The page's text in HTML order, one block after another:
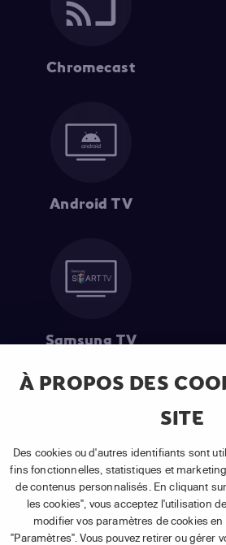
À PROPOS DES
SITE
Des cookies ou d'autres identifiants sont
fins fonctionnelles, statistiques et
de contenus personnalisés. En cliquant
les cookies", vous acceptez l'utilisation
modifier vos paramètres de cookies
"Paramètres". Vous pouvez retirer ou gérer
Chromecast
Android TV
Samsung TV
souscription à un abonnement
(2) Prix de l'abonnement : TVA comprise,
uniques d'activation, hors frais de matériel
(3) Restart & Replay:Voir toutes les
fonctionnalité.